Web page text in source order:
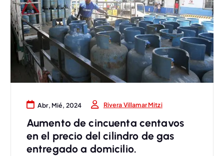
Abr, Mié, 2024 Rivera Villamar Mitzi
Aumento de cincuenta centavos
en el precio del cilindro de gas
entregado a domicilio.